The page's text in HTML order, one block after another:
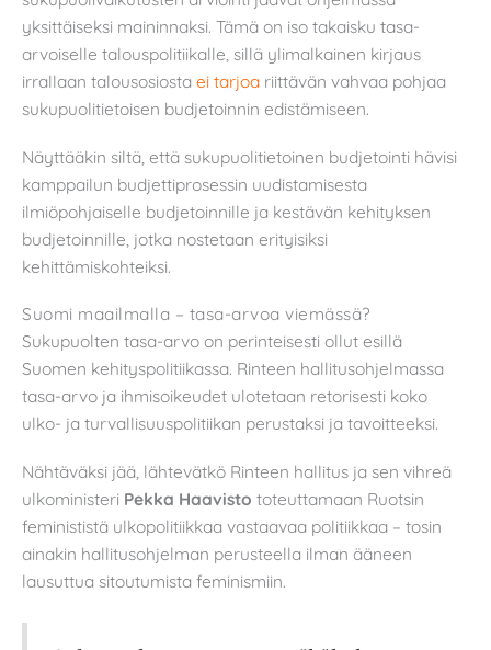
yksittäiseksi maininnaksi. Tämä on iso takaisku tasa-
arvoiselle talouspolitiikalle, sillä ylimalkainen kirjaus
irrallaan talousosiosta ei tarjoa riittävän vahvaa pohjaa
sukupuolitietoisen budjetoinnin edistämiseen.
Näyttääkin siltä, että sukupuolitietoinen budjetointi hävisi
kamppailun budjettiprosessin uudistamisesta
ilmiöpohjaiselle budjetoinnille ja kestävän kehityksen
budjetoinnille, jotka nostetaan erityisiksi
kehittämiskohteiksi.
Suomi maailmalla – tasa-arvoa viemässä?
Sukupuolten tasa-arvo on perinteisesti ollut esillä
Suomen kehityspolitiikassa. Rinteen hallitusohjelmassa
tasa-arvo ja ihmisoikeudet ulotetaan retorisesti koko
ulko- ja turvallisuuspolitiikan perustaksi ja tavoitteeksi.
Nähtäväksi jää, lähtevätkö Rinteen hallitus ja sen vihreä
ulkoministeri Pekka Haavisto toteuttamaan Ruotsin
feminististä ulkopolitiikkaa vastaavaa politiikkaa – tosin
ainakin hallitusohjelman perusteella ilman ääneen
lausuttua sitoutumista feminismiin.